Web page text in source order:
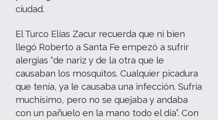
ciudad.
El Turco Elías Zacur recuerda que ni bien
llegó Roberto a Santa Fe empezó a sufrir
alergias “de nariz y de la otra que le
causaban los mosquitos. Cualquier picadura
que tenía, ya le causaba una infección. Sufría
muchísimo, pero no se quejaba y andaba
con un pañuelo en la mano todo el día”. Con